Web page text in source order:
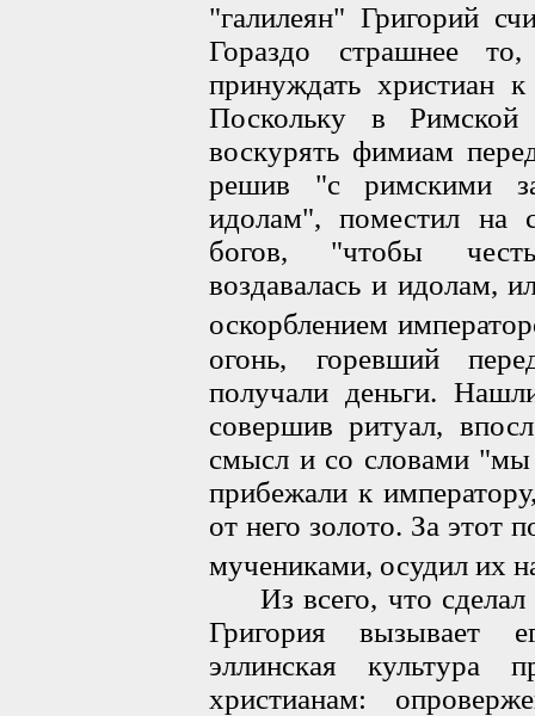
"галилеян" Григорий
Гораздо страшнее
принуждать христиан
Поскольку в Римской
воскурять фимиам
решив "с римскими
идолам", поместил на
богов, "чтобы
воздавалась и идолам,
оскорблением
огонь, горевший
получали деньги.
совершив ритуал,
смысл и со словами "мы
прибежали к
от него золото. За этот
мучениками, осудил их
Из всего, что сделал
Григория вызывает
эллинская культура
христианам: